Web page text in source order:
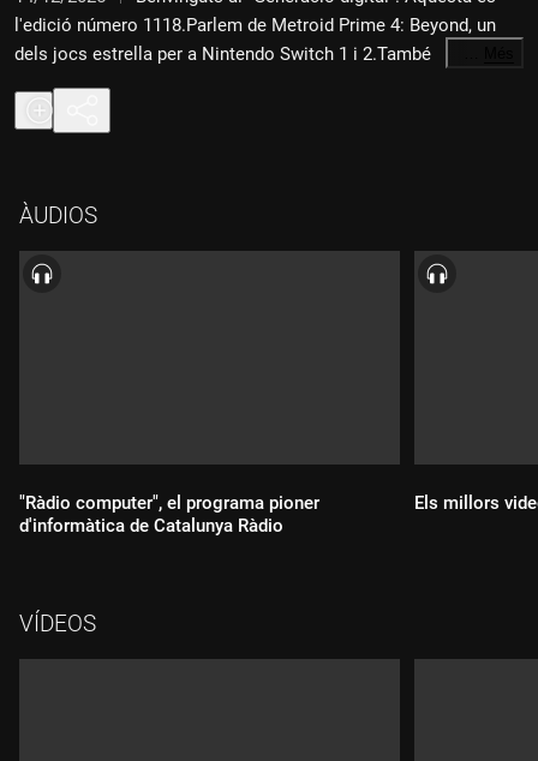
l'edició número 1118.Parlem de Metroid Prime 4: Beyond, un
dels jocs estrella per a Nintendo Switch 1 i 2.També
coneixerem Dispatch i Granblue Fantasy: Relink.
ÀUDIOS
"Ràdio computer", el programa pioner
d'informàtica de Catalunya Ràdio
Durada:
Els millors
VÍDEOS